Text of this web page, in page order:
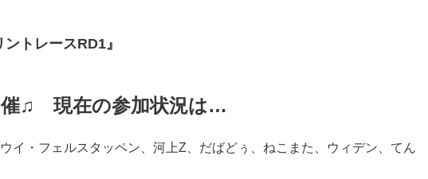
トレースRD1』
♫ 現在の参加状況は…
イ・フェルスタッペン、河上Z、だばどぅ、ねこまた、ウィデン、てん